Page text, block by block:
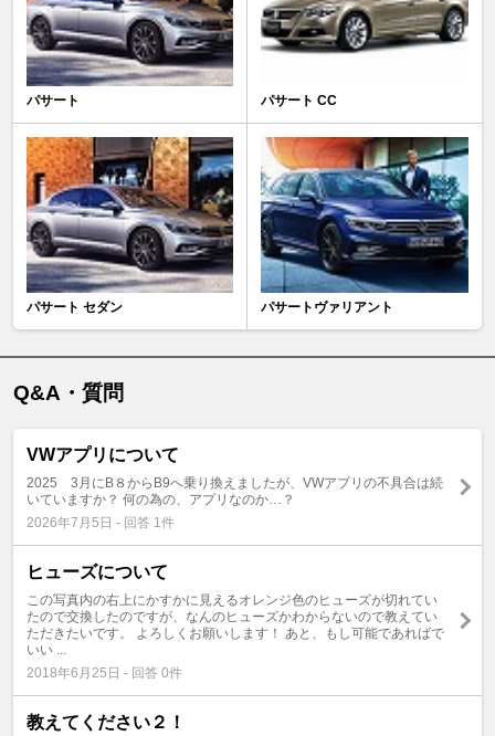
パサート パサート CC
パサート セダン パサートヴァリアント
Q&A・質問
VWアプリについて
2025 3月にB８からB9へ乗り換えましたが、VWアプリの不具合は続
いていますか？ 何の為の、アプリなのか…？
2026年7月5日 - 回答 1件
ヒューズについて
この写真内の右上にかすかに見えるオレンジ色のヒューズが切れてい
たので交換したのですが、なんのヒューズかわからないので教えてい
ただきたいです。 よろしくお願いします！ あと、もし可能であればで
いい ...
2018年6月25日 - 回答 0件
教えてください２！